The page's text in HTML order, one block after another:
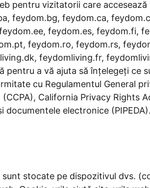
pentru vizitatorii care accesează
feydom.bg, feydom.ca,
feydom.es, feydom.fi,
feydom.ro, feydom.rs,
feydomliving.fr,
pentru a vă ajuta să înțelegeți ce
cu Regulamentul General
California Privacy Rights
electronice (PIPEDA).
stocate pe dispozitivul dvs.